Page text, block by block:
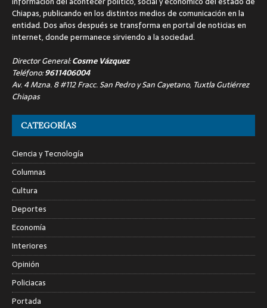
Chiapas, publicando en los distintos medios de comunicación en la
entidad. Dos años después se transforma en portal de noticias en
internet, donde permanece sirviendo a la sociedad.
Director General:Cosme Vázquez
Teléfono:9611406004
Av. 4 Mzna. 8 #112 Fracc. San Pedro y San Cayetano, Tuxtla Gutiérrez
Chiapas
CATEGORÍAS
Ciencia y Tecnología
Columnas
Cultura
Deportes
Economía
Interiores
Opinión
Policiacas
Portada